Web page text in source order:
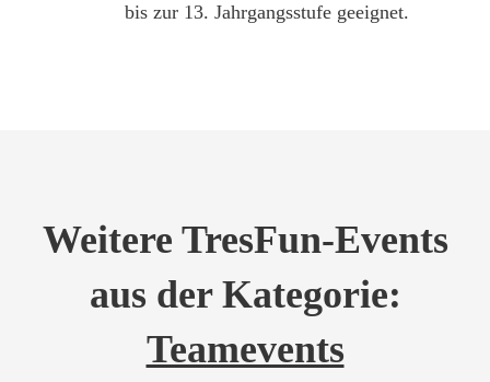
bis zur 13. Jahrgangsstufe geeignet.
Weitere TresFun-Events
aus der Kategorie:
Teamevents